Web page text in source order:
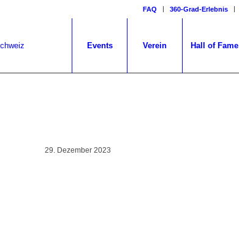
FAQ 360-Grad-Erlebnis
Events Verein Hall of Fame
29. Dezember 2023